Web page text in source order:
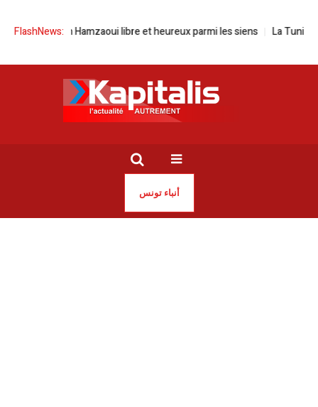
FlashNews:
| Rayen Hamzaoui libre et heureux parmi les siens La Tunisie
أنباء تونس